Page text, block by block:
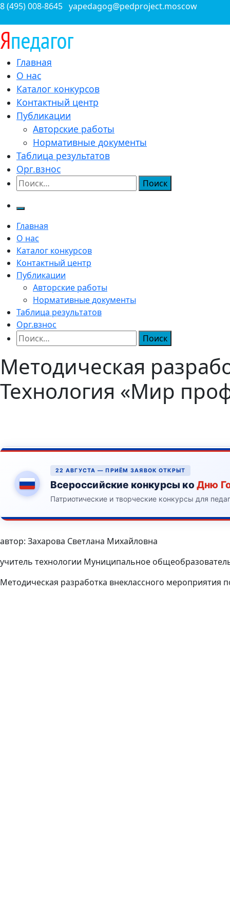
Перейти
содержимому
8 (495) 008-8645 yapedagog@pedproject.moscow
ЯПедагог.рф
Всероссийские конкурсы для педагогов
Главная
О нас
Каталог конкурсов
Контактный центр
Публикации
Авторские работы
Нормативные документы
Таблица результатов
Орг.взнос
Найти:
Главная
О нас
Каталог конкурсов
Контактный центр
Публикации
Авторские работы
Нормативные документы
Таблица результатов
Орг.взнос
Найти:
Методическая
Технология «Мир
22 АВГУСТА — ПРИЁМ ЗАЯВОК ОТКРЫТ
Всероссийские конкурсы ко Дню
Патриотические и творческие конкурсы для
автор: Захарова Светлана Михайловна
учитель технологии Муниципальное
Методическая разработка внеклассного мероприятия